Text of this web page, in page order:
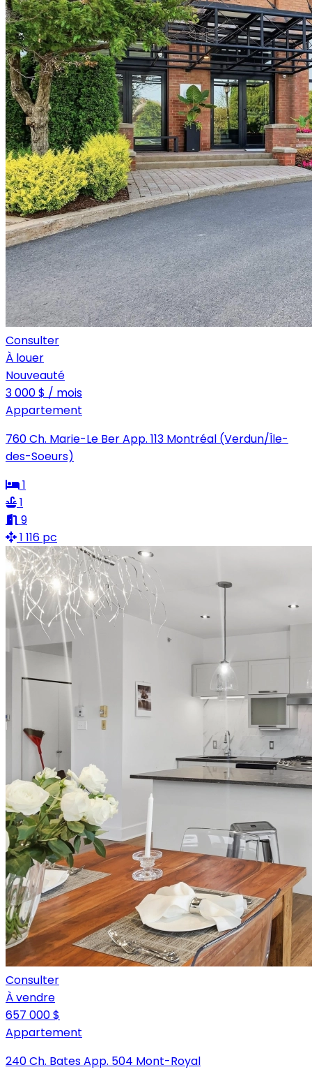
Consulter
À louer
Nouveauté
3 000 $ / mois
Appartement
760 Ch. Marie-Le Ber App. 113 Montréal (Verdun/Île-
des-Soeurs)
1
1
9
1 116 pc
Consulter
À vendre
657 000 $
Appartement
240 Ch. Bates App. 504 Mont-Royal